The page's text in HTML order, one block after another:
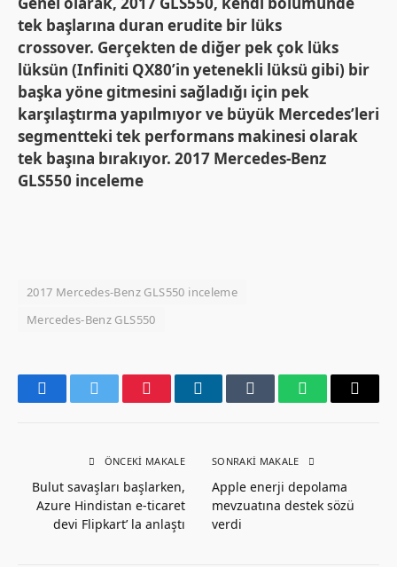
tek başlarına duran erudite bir lüks
crossover. Gerçekten de diğer pek çok lüks
lüksün (Infiniti QX80’in yetenekli lüksü gibi) bir
başka yöne gitmesini sağladığı için pek
karşılaştırma yapılmıyor ve büyük Mercedes’leri
segmentteki tek performans makinesi olarak
tek başına bırakıyor. 2017 Mercedes-Benz
GLS550 inceleme
2017 Mercedes-Benz GLS550 inceleme
Mercedes-Benz GLS550
FacebookTwitter PinterestLinkedInTumblr WhatsAppEmail
ÖNCEKI MAKALE
Bulut savaşları başlarken,
Azure Hindistan e-ticaret
devi Flipkart’ la anlaştı
SONRAKI MAKALE
Apple enerji depolama
mevzuatına destek sözü
verdi